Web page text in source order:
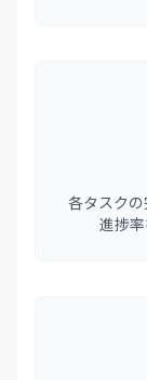
各タスク
進捗